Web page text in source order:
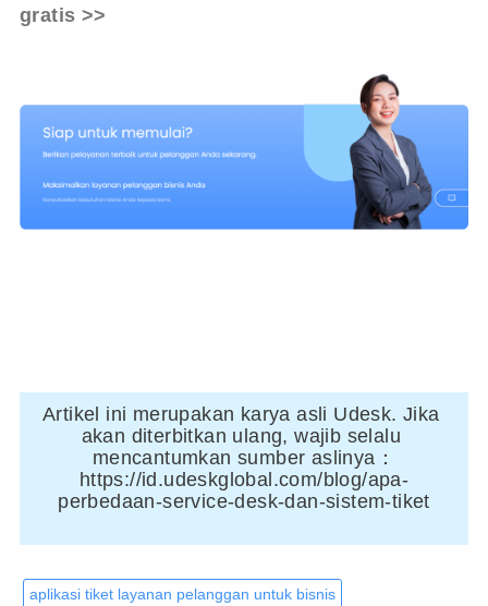
gratis >>
Artikel ini merupakan karya asli Udesk. Jika
akan diterbitkan ulang, wajib selalu
mencantumkan sumber aslinya：
https://id.udeskglobal.com/blog/apa-
perbedaan-service-desk-dan-sistem-tiket
aplikasi tiket layanan pelanggan untuk bisnis